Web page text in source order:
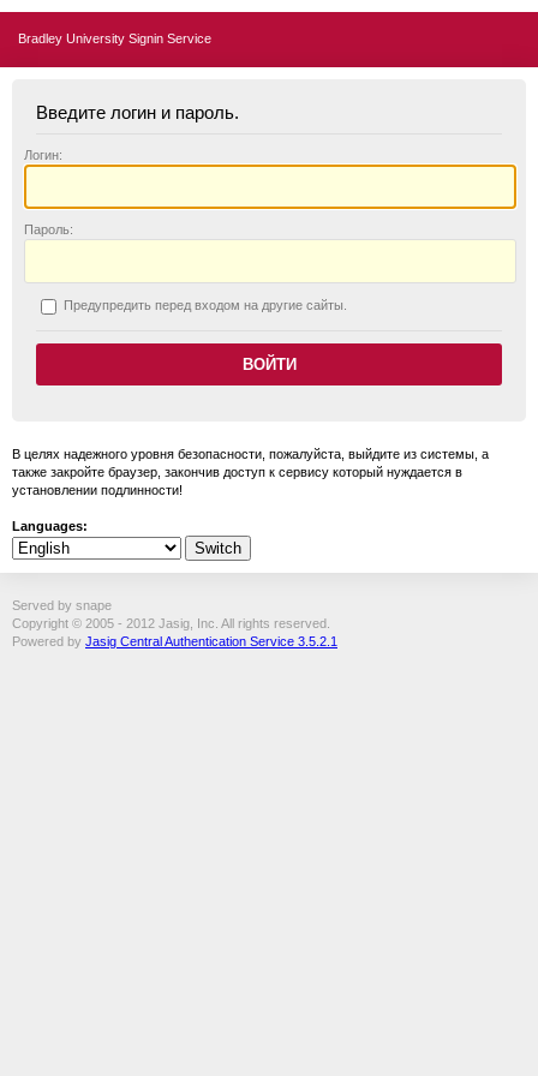
Bradley University Signin Service
Введите логин и пароль.
Логин:
Пароль:
Предупредить перед входом на другие сайты.
В целях надежного уровня безопасности, пожалуйста, выйдите из системы, а
также закройте браузер, закончив доступ к сервису который нуждается в
установлении подлинности!
Languages:
Served by snape
Copyright © 2005 - 2012 Jasig, Inc. All rights reserved.
Powered by Jasig Central Authentication Service 3.5.2.1